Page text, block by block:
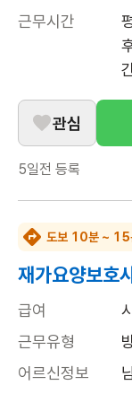
근무시간
관심
5일전 등록
도보 10분 ~ 15
재가요양보호
급여
근무유형
어르신정보